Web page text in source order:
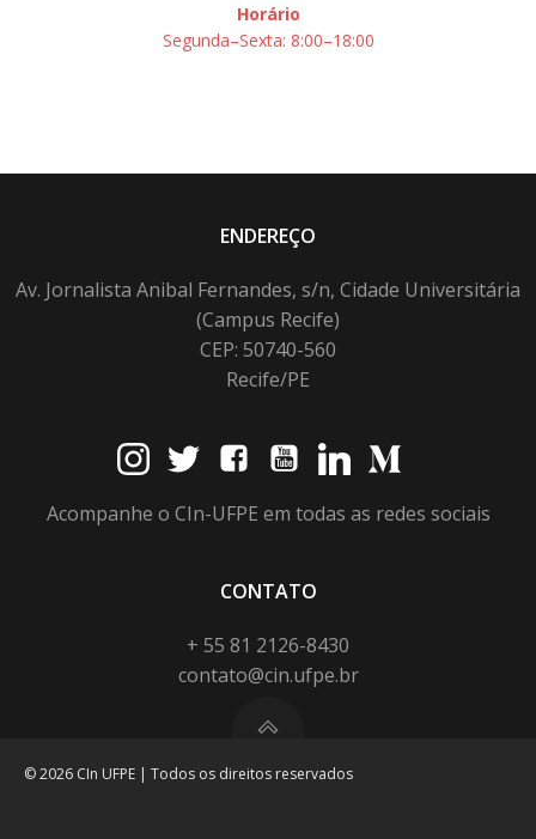
Horário
Segunda–Sexta: 8:00–18:00
ENDEREÇO
Av. Jornalista Anibal Fernandes, s/n, Cidade Universitária
(Campus Recife)
CEP: 50740-560
Recife/PE
Acompanhe o CIn-UFPE em todas as redes sociais
CONTATO
+ 55 81 2126-8430
contato@cin.ufpe.br
© 2026 CIn UFPE | Todos os direitos reservados